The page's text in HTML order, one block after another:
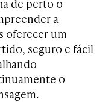
de perto o
a
oferecer um
seguro e fácil
o